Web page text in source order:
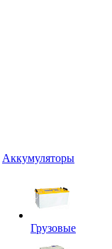
Аккумуляторы
Грузовые